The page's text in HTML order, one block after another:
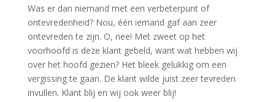
Was er dan niemand met een verbeterpunt of
ontevredenheid? Nou, één iemand gaf aan zeer
ontevreden te zijn. O, nee! Met zweet op het
voorhoofd is deze klant gebeld, want wat hebben wij
over het hoofd gezien? Het bleek gelukkig om een
vergissing te gaan. De klant wilde juist zeer tevreden
invullen. Klant blij en wij ook weer blij!